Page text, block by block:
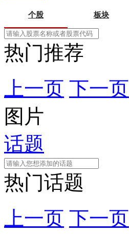
个股 板块
热门推荐
上一页 下一页
图片
话题
热门话题
上一页 下一页